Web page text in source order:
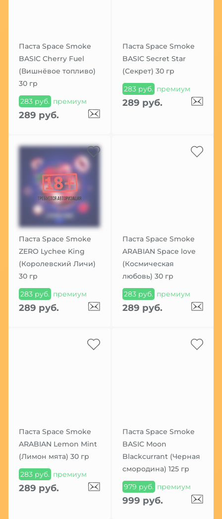
Паста Space Smoke
BASIC Cherry Fuel
(Вишнёвое топливо)
30 гр
283 руб. премиум
289 руб.
Паста Space Smoke
BASIC Secret Star
(Секрет) 30 гр
283 руб. премиум
289 руб.
Паста Space Smoke
ZERO Lychee King
(Королевский Личи)
30 гр
283 руб. премиум
289 руб.
Паста Space Smoke
ARABIAN Space love
(Космическая
любовь) 30 гр
283 руб. премиум
289 руб.
Паста Space Smoke
ARABIAN Lemon Mint
(Лимон мята) 30 гр
283 руб. премиум
289 руб.
Паста Space Smoke
BASIC Moon
Blackcurrant (Черная
смородина) 125 гр
979 руб. премиум
999 руб.